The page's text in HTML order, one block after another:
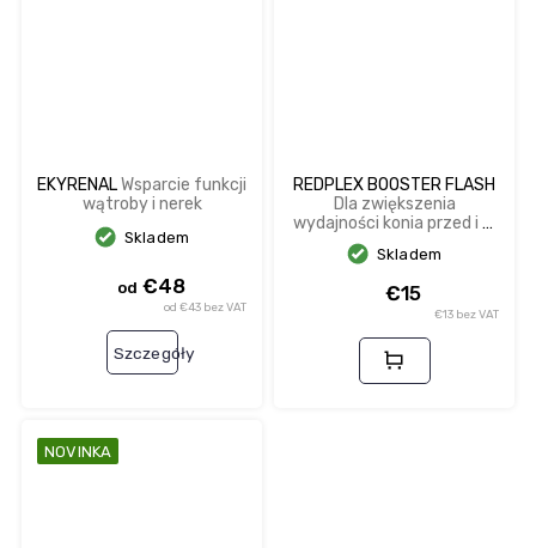
EKYRENALWsparcie funkcji
wątroby i nerek
Skladem
od €43 bez VAT
od €48
Szczegóły
REDPLEX BOOSTER FLASH
Dla zwiększenia
wydajności konia przed i w
trakcie zawodów, poprawia
dotlenienie krwi.
Skladem
€13 bez VAT
€15
NOVINKA